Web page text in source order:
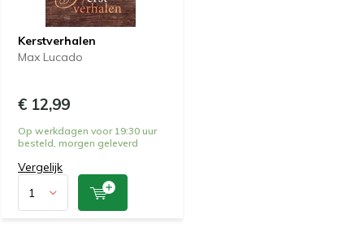
Kerstverhalen
Max Lucado
€ 12,99
Op werkdagen voor 19:30 uur
besteld, morgen geleverd
Vergelijk